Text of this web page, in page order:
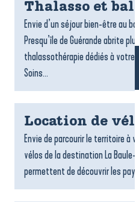
Thalasso et
Envie d’un séjour bien-être au
Presqu’île de Guérande abrite
thalassothérapie dédiés à votre
Soins...
Location de
Envie de parcourir le territoire à
vélos de la destination La Baule-
permettent de découvrir les